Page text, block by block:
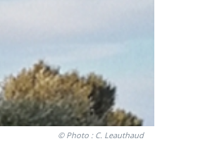
© Photo : C. Leauthaud